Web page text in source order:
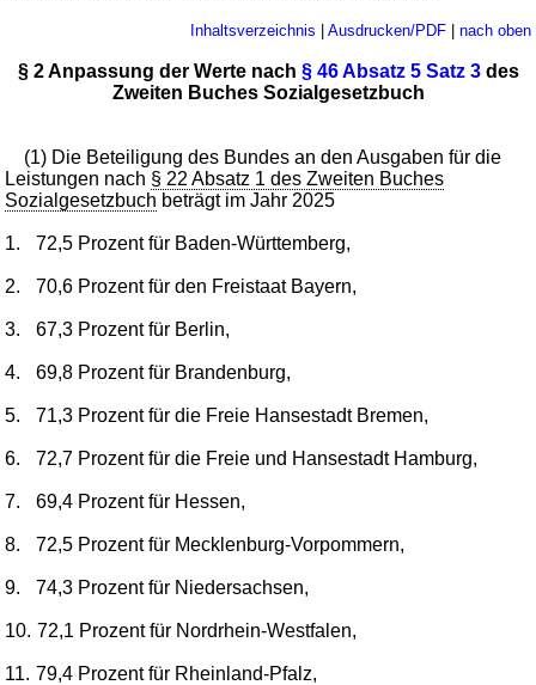
Inhaltsverzeichnis | Ausdrucken/PDF| nach oben
§ 2 Anpassung der Werte nach § 46 Absatz 5 Satz 3des
Zweiten Buches Sozialgesetzbuch
(1) Die Beteiligung des Bundes an den Ausgaben für die
Leistungen nach § 22 Absatz 1 des Zweiten Buches
Sozialgesetzbuch beträgt im Jahr 2025
1. 72,5 Prozent für Baden-Württemberg,
2. 70,6 Prozent für den Freistaat Bayern,
3. 67,3 Prozent für Berlin,
4. 69,8 Prozent für Brandenburg,
5. 71,3 Prozent für die Freie Hansestadt Bremen,
6. 72,7 Prozent für die Freie und Hansestadt Hamburg,
7. 69,4 Prozent für Hessen,
8. 72,5 Prozent für Mecklenburg-Vorpommern,
9. 74,3 Prozent für Niedersachsen,
10. 72,1 Prozent für Nordrhein-Westfalen,
11. 79,4 Prozent für Rheinland-Pfalz,